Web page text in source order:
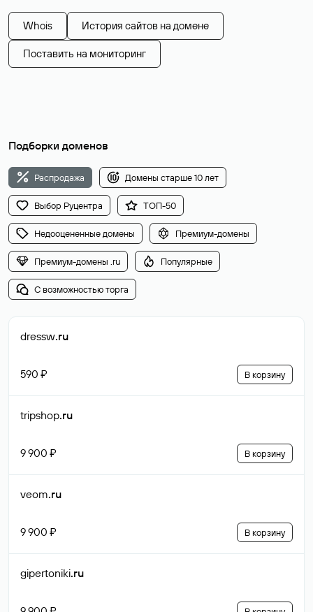
Whois История сайтов на домене
Поставить на мониторинг
Подборки доменов
Распродажа Домены старше 10 лет
Выбор Руцентра ТОП-50
Недооцененные домены Премиум-домены
Премиум-домены .ru Популярные
С возможностью торга
dressw.ru
590 ₽ В корзину
tripshop.ru
9 900 ₽ В корзину
veom.ru
9 900 ₽ В корзину
gipertoniki.ru